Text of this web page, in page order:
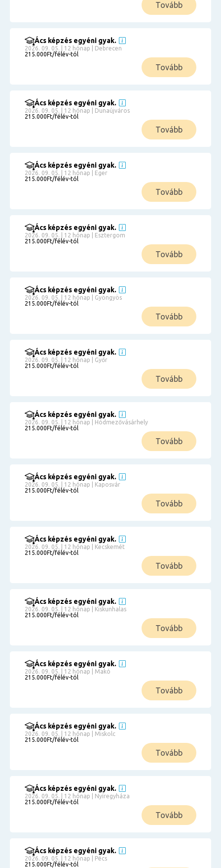
Tovább
Ács képzés egyéni gyak.
2026. 09. 05. | 12 hónap | Debrecen
215.000Ft/félév-tól
Tovább
Ács képzés egyéni gyak.
2026. 09. 05. | 12 hónap | Dunaújváros
215.000Ft/félév-tól
Tovább
Ács képzés egyéni gyak.
2026. 09. 05. | 12 hónap | Eger
215.000Ft/félév-tól
Tovább
Ács képzés egyéni gyak.
2026. 09. 05. | 12 hónap | Esztergom
215.000Ft/félév-tól
Tovább
Ács képzés egyéni gyak.
2026. 09. 05. | 12 hónap | Gyöngyös
215.000Ft/félév-tól
Tovább
Ács képzés egyéni gyak.
2026. 09. 05. | 12 hónap | Győr
215.000Ft/félév-tól
Tovább
Ács képzés egyéni gyak.
2026. 09. 05. | 12 hónap | Hódmezővásárhely
215.000Ft/félév-tól
Tovább
Ács képzés egyéni gyak.
2026. 09. 05. | 12 hónap | Kaposvár
215.000Ft/félév-tól
Tovább
Ács képzés egyéni gyak.
2026. 09. 05. | 12 hónap | Kecskemét
215.000Ft/félév-tól
Tovább
Ács képzés egyéni gyak.
2026. 09. 05. | 12 hónap | Kiskunhalas
215.000Ft/félév-tól
Tovább
Ács képzés egyéni gyak.
2026. 09. 05. | 12 hónap | Makó
215.000Ft/félév-tól
Tovább
Ács képzés egyéni gyak.
2026. 09. 05. | 12 hónap | Miskolc
215.000Ft/félév-tól
Tovább
Ács képzés egyéni gyak.
2026. 09. 05. | 12 hónap | Nyíregyháza
215.000Ft/félév-tól
Tovább
Ács képzés egyéni gyak.
2026. 09. 05. | 12 hónap | Pécs
215.000Ft/félév-tól